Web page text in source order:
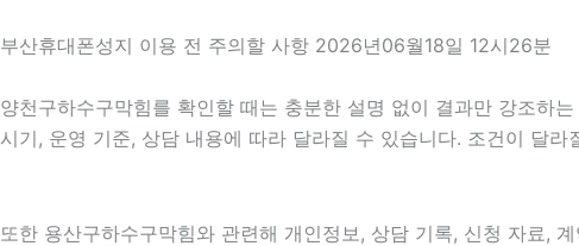
부산휴대폰성지 이용 전 주의할 사항 2026년06월18일 12시26분
양천구하수구막힘를 확인할 때는 충분한 설명 없이 결과만 강조하
시기, 운영 기준, 상담 내용에 따라 달라질 수 있습니다. 조건이 달
또한 용산구하수구막힘와 관련해 개인정보, 상담 기록, 신청 자료,